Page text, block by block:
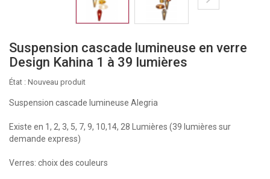
Suspension cascade lumineuse en verre
Design Kahina 1 à 39 lumières
État : Nouveau produit
Suspension cascade lumineuse Alegria
Existe en 1, 2, 3, 5, 7, 9, 10,14, 28 Lumières (39 lumières sur
demande express)
Verres: choix des couleurs